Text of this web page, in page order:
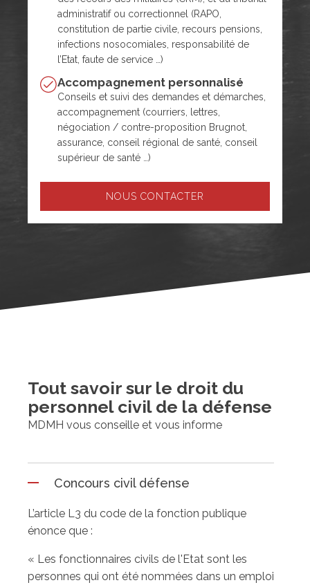
administratif ou correctionnel (RAPO,
constitution de partie civile, recours pensions,
infections nosocomiales, responsabilité de
l’Etat, faute de service …)
Accompagnement personnalisé
Conseils et suivi des demandes et démarches,
accompagnement (courriers, lettres,
négociation / contre-proposition Brugnot,
assurance, conseil régional de santé, conseil
supérieur de santé …)
NOUS CONTACTER
Tout savoir sur le droit du
personnel civil de la défense
MDMH vous conseille et vous informe
Concours civil défense
L’article L3 du code de la fonction publique
énonce que :
« Les fonctionnaires civils de l'Etat sont les
personnes qui ont été nommées dans un emploi